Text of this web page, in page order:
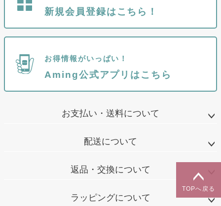
TOPへ戻る
新規会員登録はこちら！
お得情報がいっぱい！
Aming公式アプリはこちら
お支払い・送料について
配送について
返品・交換について
ラッピングについて